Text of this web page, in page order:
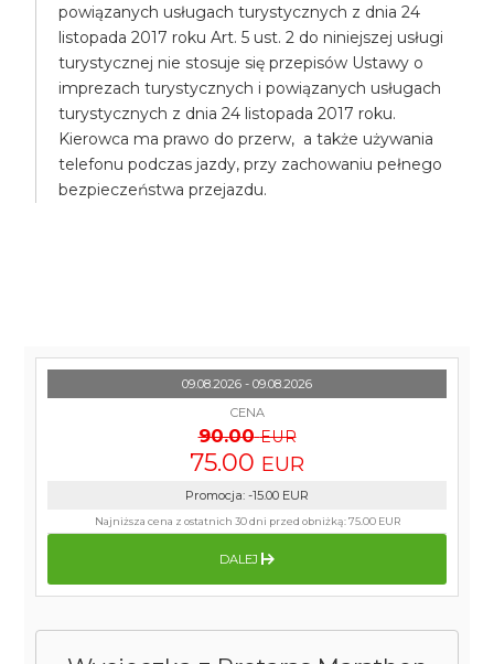
powiązanych usługach turystycznych z dnia 24
listopada 2017 roku Art. 5 ust. 2 do niniejszej usługi
turystycznej nie stosuje się przepisów Ustawy o
imprezach turystycznych i powiązanych usługach
turystycznych z dnia 24 listopada 2017 roku.
Kierowca ma prawo do przerw, a także używania
telefonu podczas jazdy, przy zachowaniu pełnego
bezpieczeństwa przejazdu.
09.08.2026 - 09.08.2026
CENA
90.00 EUR
75.00 EUR
Promocja: -15.00 EUR
Najniższa cena z ostatnich 30 dni przed obniżką:75.00 EUR
DALEJ